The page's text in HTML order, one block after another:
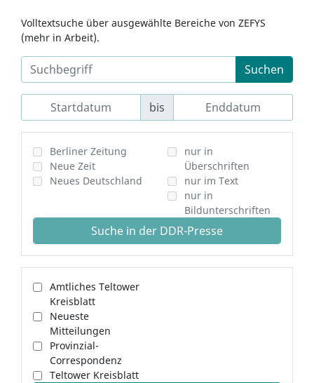
Volltextsuche über ausgewählte Bereiche von ZEFYS
(mehr in Arbeit).
Suchen
bis
Berliner Zeitung
Neue Zeit
Neues Deutschland
nur in
Überschriften
nur im Text
nur in
Bildunterschriften
Suche in der DDR-Presse
Amtliches Teltower
Kreisblatt
Neueste
Mitteilungen
Provinzial-
Correspondenz
Teltower Kreisblatt